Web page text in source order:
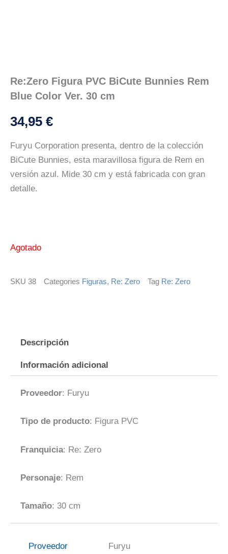
Re:Zero Figura PVC BiCute Bunnies Rem
Blue Color Ver. 30 cm
34,95 €
Furyu Corporation presenta, dentro de la colección
BiCute Bunnies, esta maravillosa figura de Rem en
versión azul. Mide 30 cm y está fabricada con gran
detalle.
Agotado
SKU 38 Categories Figuras, Re: Zero Tag Re: Zero
Descripción
Información adicional
Proveedor: Furyu
Tipo de producto: Figura PVC
Franquicia: Re: Zero
Personaje: Rem
Tamaño: 30 cm
Proveedor Furyu